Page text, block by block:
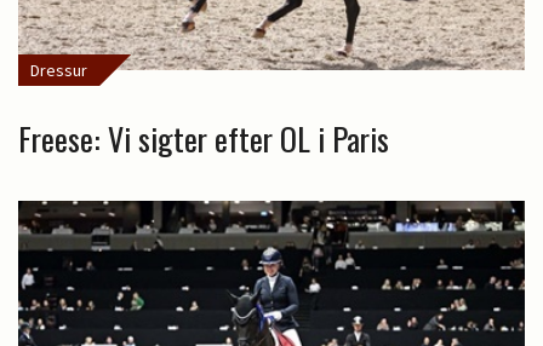
Dressur
Freese: Vi sigter efter OL i Paris